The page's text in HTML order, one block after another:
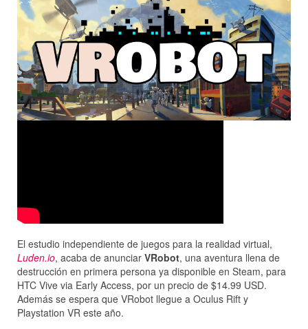
El estudio independiente de juegos para la realidad virtual,
Luden.io, acaba de anunciar VRobot, una aventura llena de
destrucción en primera persona ya disponible en Steam, para
HTC Vive via Early Access, por un precio de $14.99 USD.
Además se espera que VRobot llegue a Oculus Rift y
Playstation VR este año.